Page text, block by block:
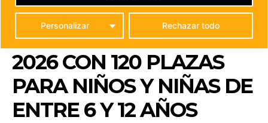
Personalizar Rechazar todo
CAMPAMENTO DE
VERANO Y DEPORTE
2026 CON 120 PLAZAS
PARA NIÑOS Y NIÑAS DE
ENTRE 6 Y 12 AÑOS